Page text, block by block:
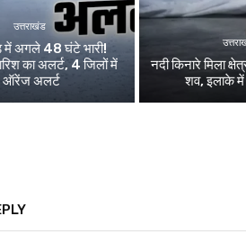
उत्तराखंड
में अगले 48 घंटे भारी!
का अलर्ट, 4 जिलों में
ऑरेंज अलर्ट
नदी किनारे मिला
शव, इलाके